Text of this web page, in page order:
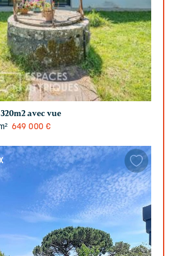
avec vue
649 000 €